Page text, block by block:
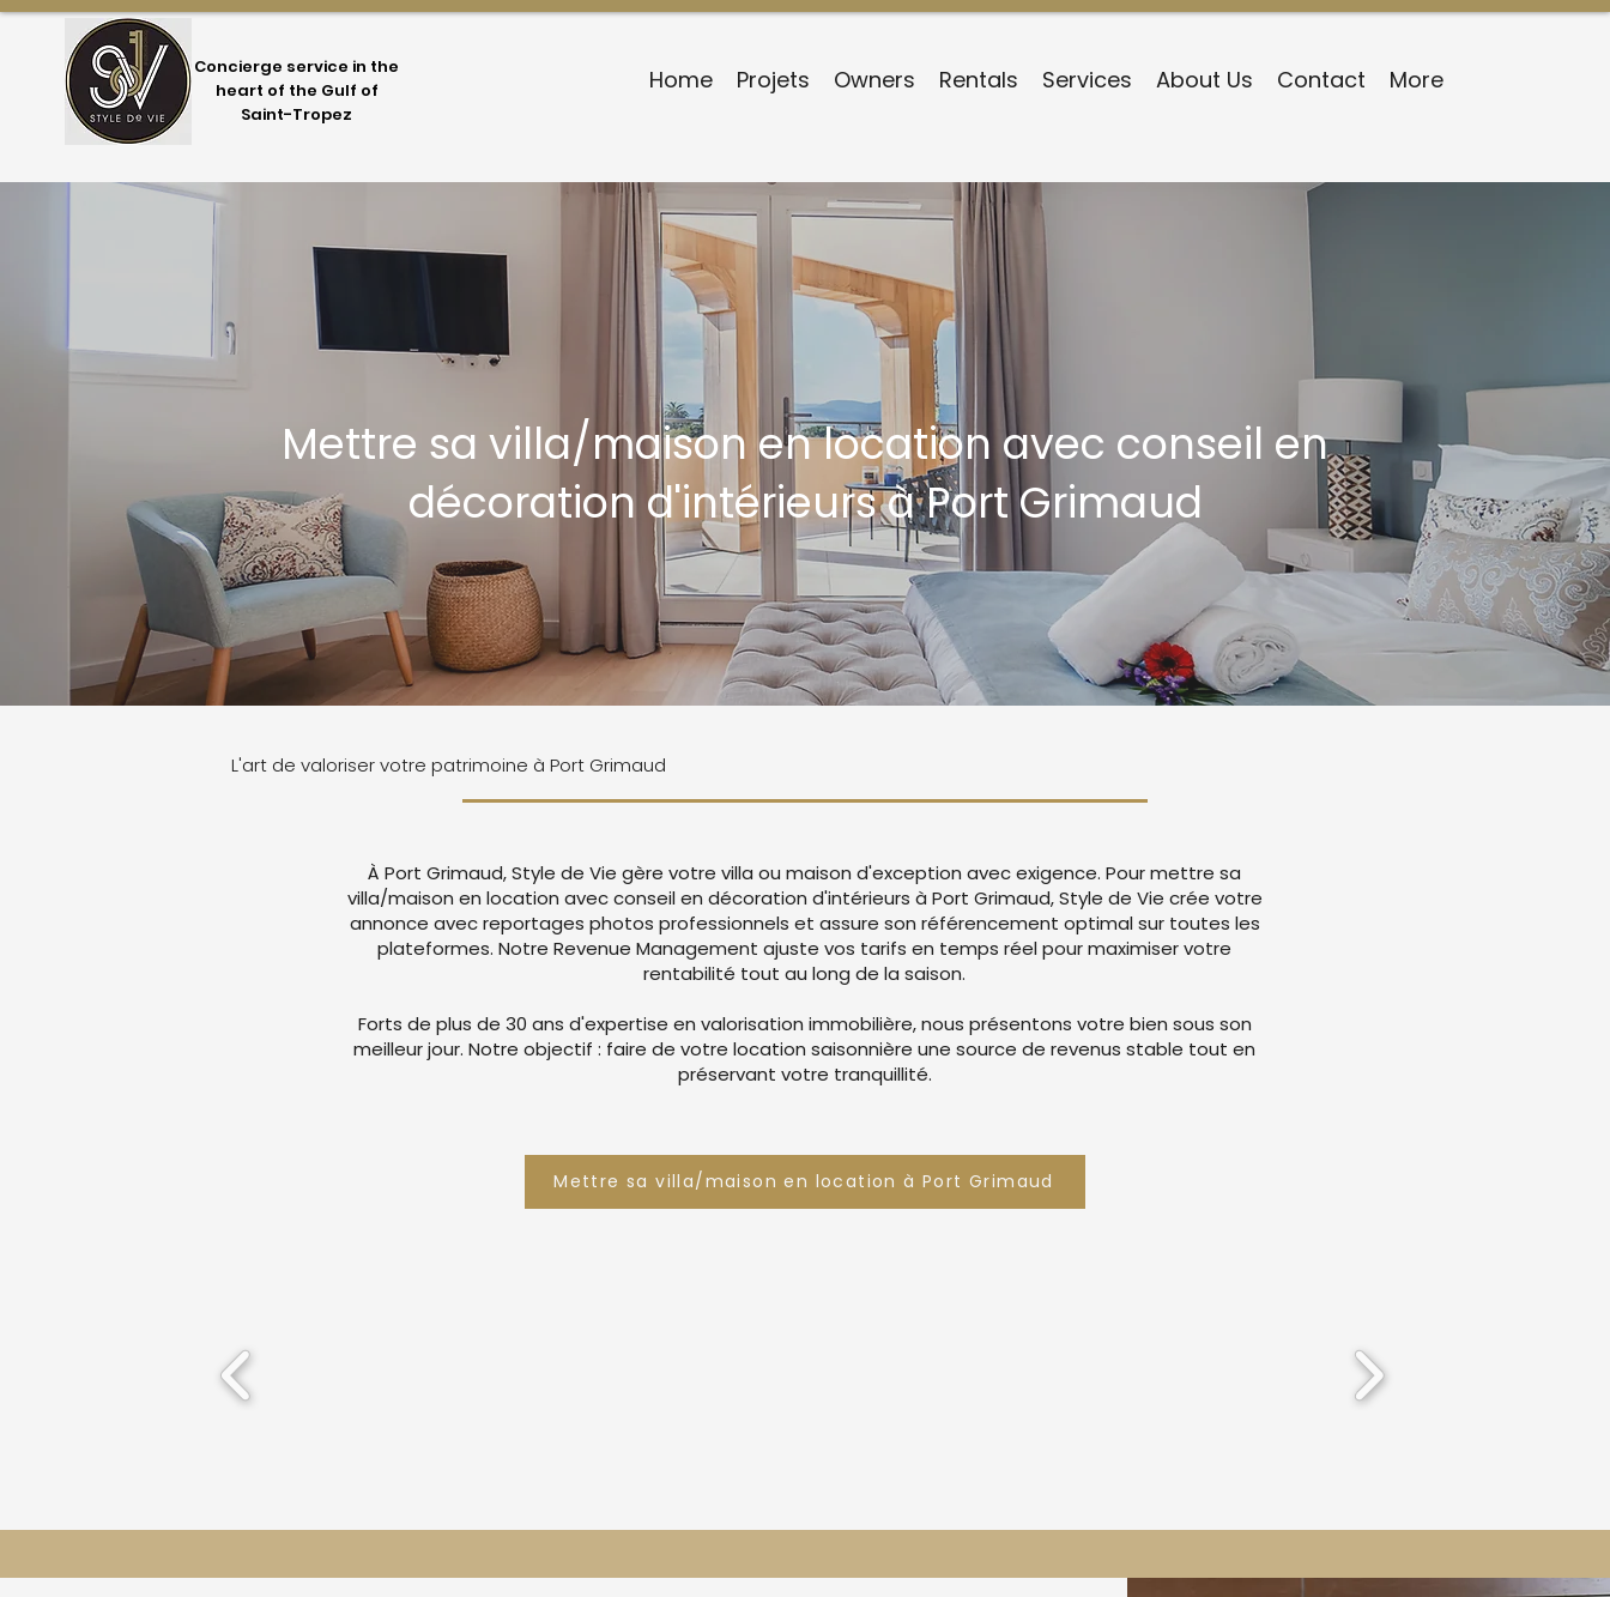
Concierge service in the
heart of the Gulf of
Saint-Tropez
Home Projets Owners Rentals Services About Us Contact More
Mettre sa villa/maison en location avec conseil en
décoration d'intérieurs à Port Grimaud
L'art de valoriser votre patrimoine à Port Grimaud
À Port Grimaud, Style de Vie gère votre villa ou maison d'exception avec exigence. Pour mettre sa
villa/maison en location avec conseil en décoration d'intérieurs à Port Grimaud, Style de Vie crée votre
annonce avec reportages photos professionnels et assure son référencement optimal sur toutes les
plateformes. Notre Revenue Management ajuste vos tarifs en temps réel pour maximiser votre
rentabilité tout au long de la saison.
Forts de plus de 30 ans d'expertise en valorisation immobilière, nous présentons votre bien sous son
meilleur jour. Notre objectif : faire de votre location saisonnière une source de revenus stable tout en
préservant votre tranquillité.
Mettre sa villa/maison en location à Port Grimaud